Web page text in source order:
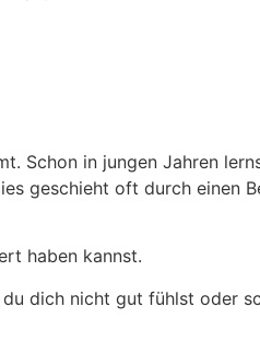
Schon in jungen Jahren
geschieht oft durch einen
haben kannst.
dich nicht gut fühlst oder